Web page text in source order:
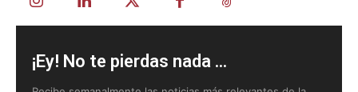
¡Ey! No te pierdas nada ...